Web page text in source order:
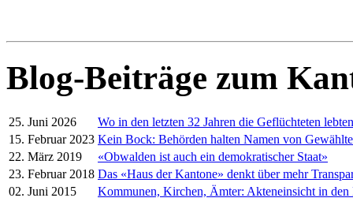
Blog-Beiträge zum
25. Juni 2026
Wo in den letzten 32 Jahren die Geflüchteten lebten
15. Februar 2023 Kein Bock: Behörden halten Namen von
22. März 2019
«Obwalden ist auch ein demokratischer Staat»
23. Februar 2018 Das «Haus der Kantone» denkt über mehr
02. Juni 2015
Kommunen, Kirchen, Ämter: Akteneinsicht in den